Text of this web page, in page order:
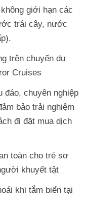
giới hạn các
trái cây, nước
trên chuyến du
Cruises
đáo, chuyên nghiệp
bảo trải nghiệm
đi đặt mua dịch
toàn cho trẻ sơ
khuyết tật
khi tắm biển tại